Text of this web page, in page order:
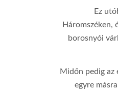
Ez
Háromszéken,
borosnyói
Midőn pedig az
egyre